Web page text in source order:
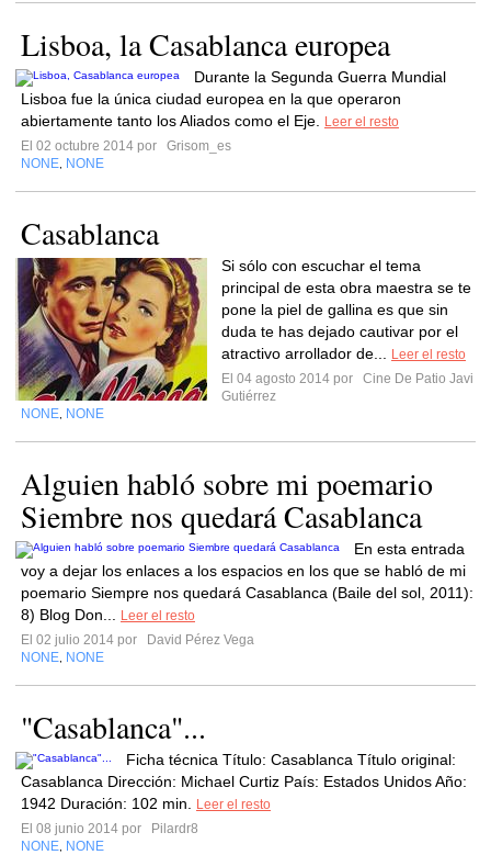
Lisboa, la Casablanca europea
Durante la Segunda Guerra Mundial
Lisboa fue la única ciudad europea en la que operaron
abiertamente tanto los Aliados como el Eje.
Leer el resto
El 02 octubre 2014 por
Grisom_es
NONE NONE
Casablanca
Si sólo con escuchar el tema
principal de esta obra maestra se te
pone la piel de gallina es que sin
duda te has dejado cautivar por el
atractivo arrollador de...
Leer el resto
El 04 agosto 2014 por
Cine De Patio Javi
Gutiérrez
NONE NONE
Alguien habló sobre mi poemario
Siembre nos quedará Casablanca
En esta entrada
voy a dejar los enlaces a los espacios en los que se habló de mi
poemario Siempre nos quedará Casablanca (Baile del sol, 2011):
8) Blog Don...
Leer el resto
El 02 julio 2014 por
David Pérez Vega
NONE NONE
"Casablanca"...
Ficha técnica Título: Casablanca Título original:
Casablanca Dirección: Michael Curtiz País: Estados Unidos Año:
1942 Duración: 102 min.
Leer el resto
El 08 junio 2014 por
Pilardr8
NONE NONE